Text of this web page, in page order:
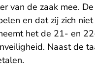
van de zaak mee.
en dat zij zich
het de 21- en
Naast de